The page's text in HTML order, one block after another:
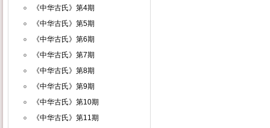
《中华古氏》第4期
《中华古氏》第5期
《中华古氏》第6期
《中华古氏》第7期
《中华古氏》第8期
《中华古氏》第9期
《中华古氏》第10期
《中华古氏》第11期